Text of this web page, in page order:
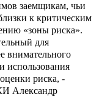
заемщикам, чьи
к критическим
«зоны риска».
для
внимательного
использования
риска, -
Александр